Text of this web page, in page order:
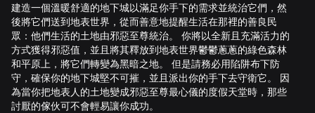
建造一個溫暖舒適的地下城以滿足你手下的需求並統治它們，然
後將它們送到地表世界，從而善意地提醒生活在那裡的善良民
眾：他們生活的土地由邪惡至尊統治。 你將以全新且充滿活力的
方式獲得邪惡值，並且將其釋放到地表世界鬱鬱蔥蔥的綠色森林
和平原上，將它們轉變為黑暗之地。 但是請務必用陷阱布下防
守，確保你的地下城堅不可摧，並且派出你的手下去守衛它。 因
為當你把地表人的土地變成邪惡至尊最心儀的度假天堂時，那些
討厭的傢伙可不會輕易讓你成功。